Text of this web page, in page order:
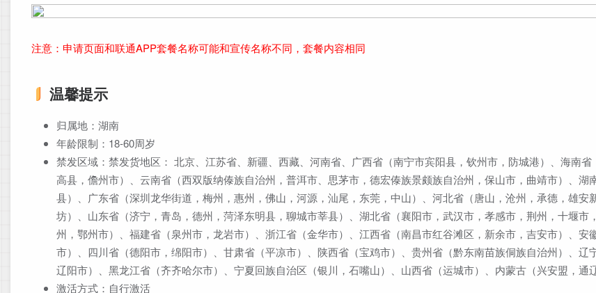
注意：申请页面和联通APP套餐名称可能和宣传名称不同，套餐内容相同
温馨提示
归属地：湖南
年龄限制：18-60周岁
禁发区域：禁发货地区： 北京、江苏省、新疆、西藏、河南省、广西省（南宁市宾阳县，钦州市，防城港）、海南
高县，儋州市）、云南省（西双版纳傣族自治州，普洱市、思茅市，德宏傣族景颇族自治州，保山市，曲靖市）、湖
县）、广东省（深圳龙华街道，梅州，惠州，佛山，河源，汕尾，东莞，中山）、河北省（唐山，沧州，承德，雄安
坊）、山东省（济宁，青岛，德州，菏泽东明县，聊城市莘县）、湖北省（襄阳市，武汉市，孝感市，荆州，十堰市
州，鄂州市）、福建省（泉州市，龙岩市）、浙江省（金华市）、江西省（南昌市红谷滩区，新余市，吉安市）、安
市）、四川省（德阳市，绵阳市）、甘肃省（平凉市）、陕西省（宝鸡市）、贵州省（黔东南苗族侗族自治州）、辽
辽阳市）、黑龙江省（齐齐哈尔市）、宁夏回族自治区（银川，石嘴山）、山西省（运城市）、内蒙古（兴安盟，通
激活方式：自行激活